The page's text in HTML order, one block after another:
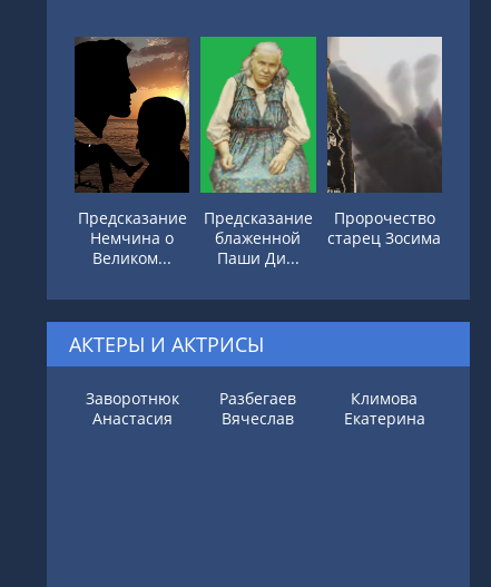
Предсказание
Немчина о
Великом...
Предсказание
блаженной
Паши Ди...
Пророчество
старец Зосима
АКТЕРЫ И АКТРИСЫ
Заворотнюк
Анастасия
Разбегаев
Вячеслав
Климова
Екатерина